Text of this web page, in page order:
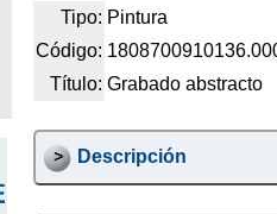
Tipo: Pintura
Código:
Título: Grabado abstracto
Descripción